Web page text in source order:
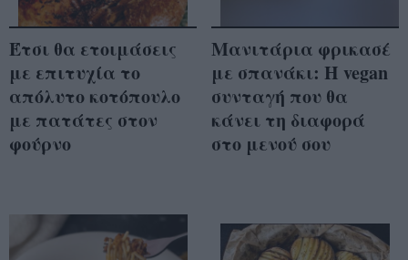
Έτσι θα ετοιμάσεις
με επιτυχία το
απόλυτο κοτόπουλο
με πατάτες στον
φούρνο
Μανιτάρια φρικασέ
με σπανάκι: Η vegan
συνταγή που θα
κάνει τη διαφορά
στο μενού σου